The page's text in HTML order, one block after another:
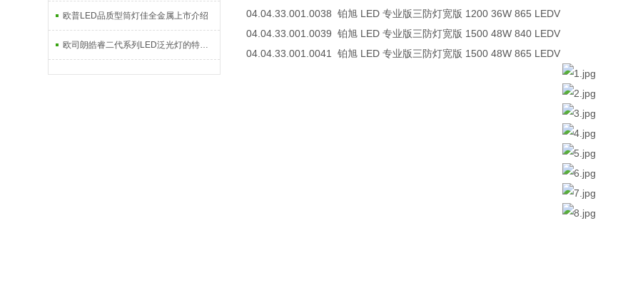
欧普LED品质型筒灯佳全金属上市介绍
欧司朗皓睿二代系列LED泛光灯的特性及优势
04.04.33.001.0038 铂旭 LED 专业版三防灯宽版 1200 36W 865 LEDV
04.04.33.001.0039 铂旭 LED 专业版三防灯宽版 1500 48W 840 LEDV
04.04.33.001.0041 铂旭 LED 专业版三防灯宽版 1500 48W 865 LEDV